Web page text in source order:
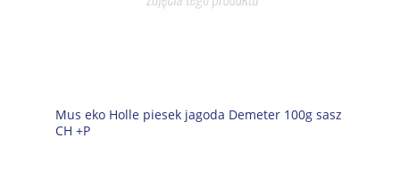
Mus eko Holle piesek jagoda Demeter 100g sasz
CH +P